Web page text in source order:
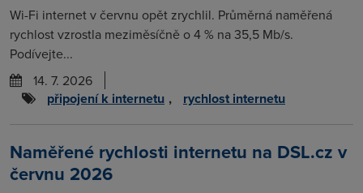
Wi-Fi internet v červnu opět zrychlil. Průměrná naměřená
rychlost vzrostla meziměsíčně o 4 % na 35,5 Mb/s.
Podívejte...
14. 7. 2026
připojení k internetu , rychlost internetu
Naměřené rychlosti internetu na DSL.cz v
červnu 2026